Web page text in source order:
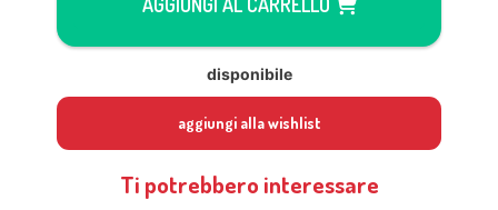
disponibile
aggiungi alla wishlist
Ti potrebbero interessare